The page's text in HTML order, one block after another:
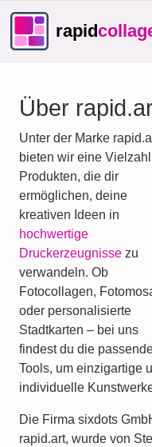
rapid
Über
Unter der Marke
bieten wir eine
Produkten, die dir
ermöglichen, deine
kreativen Ideen in
hochwertige
Druckerzeugnisse zu
verwandeln. Ob
Fotocollagen,
oder personalisierte
Stadtkarten – bei uns
findest du die
Tools, um einzigartige
individuelle
Die Firma sixdots
rapid.art, wurde von